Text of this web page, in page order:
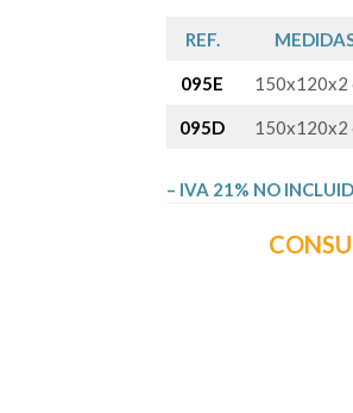
REF.
095E 150x120x2
095D 150x120x2
– IVA 21% NO